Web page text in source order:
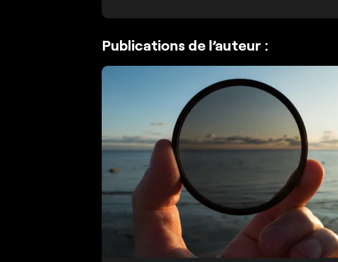
Publications de l’auteur :